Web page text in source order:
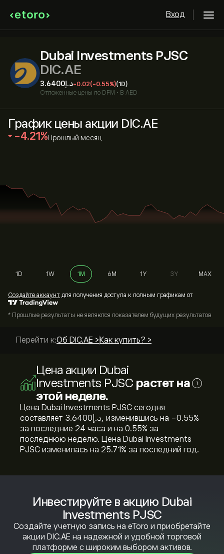
Вход
Dubai Investments PJSC
DIC.AE
-0.02(-0.55%)(1D)
Отложенные цены по DFM • В AED
Инвестируйте в акцию Dubai
Investments PJSC
Создайте учетную запись на eToro и приобретайте
акции DIC.AE на надежной и удобной торговой
платформе с широким выбором активов.
График цены акции DIC.AE
‎-4.21‎ Прошлый месяц
1D 1W 1M 6M 1Y 3Y MAX
Cоздайте аккаунт для получения доступа к полным графикам от
* Прошлые результаты не являются показателем будущих результатов
Перейти к:Об DIC.AE > Как купить? >
Цена акции Dubai
Investments PJSC растет на
этой неделе.
i
Цена Dubai Investments PJSC сегодня
составляет 3.6400‎د.إ‎, изменившись на ‎-0.55‎%
за последние 24 часа и на ‎0.55‎% за
последнюю неделю. Цена Dubai Investments
PJSC изменилась на ‎25.71‎% за последний год.